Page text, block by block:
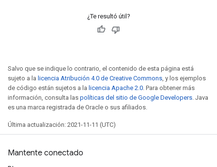
¿Te resultó útil?
Salvo que se indique lo contrario, el contenido de esta página está
sujeto a la licencia Atribución 4.0 de Creative Commons , y los ejemplos
de código están sujetos a la licencia Apache 2.0 . Para obtener más
información, consulta las políticas del sitio de Google Developers . Java
es una marca registrada de Oracle o sus afiliados.
Última actualización: 2021-11-11 (UTC)
Mantente conectado